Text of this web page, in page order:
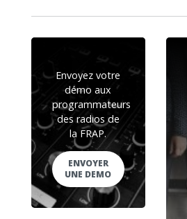
Envoyez votre
démo aux
programmateurs
des radios de
la FRAP.
ENVOYER
UNE DEMO